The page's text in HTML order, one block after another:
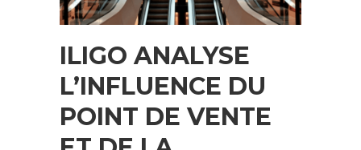
ILIGO ANALYSE
L’INFLUENCE DU
POINT DE VENTE